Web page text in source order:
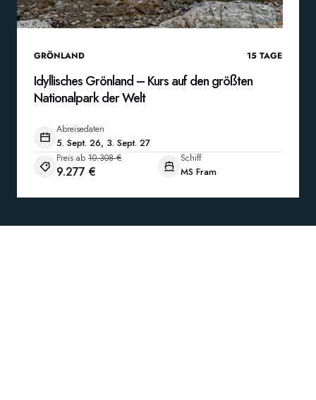
GRÖNLAND 15 TAGE
Idyllisches Grönland – Kurs auf den größten
Nationalpark der Welt
Abreisedaten
5. Sept. 26, 3. Sept. 27
Preis ab 10.308 €
9.277 €
Schiff
MS Fram